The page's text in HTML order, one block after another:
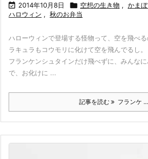
 2014年10月8日  空想の生き物 , かま
ハロウィン , 秋のお弁当
ハローウィンで登場する怪物って、空を飛べ
ラキュラもコウモリに化けて空を飛んでるし
フランケンシュタインだけ飛べずに、みんな
で、お化けに ...
記事を読む フランケ ...